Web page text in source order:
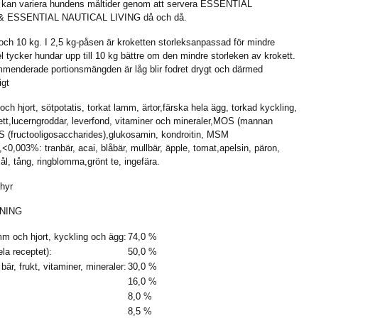
variera hundens måltider genom att servera ESSENTIAL
ESSENTIAL NAUTICAL LIVING då och då.
10 kg. I 2,5 kg-påsen är kroketten storleksanpassad för mindre
tycker hundar upp till 10 kg bättre om den mindre storleken av krokett.
portionsmängden är låg blir fodret drygt och därmed
hjort, sötpotatis, torkat lamm, ärtor,färska hela ägg, torkad kyckling,
leverfond, vitaminer och mineraler,MOS (mannan
(fructooligosaccharides),glukosamin, kondroitin, MSM
tranbär, acai, blåbär, mullbär, äpple, tomat,apelsin, päron,
tång, ringblomma,grönt te, ingefära.
och hjort, kyckling och ägg:74,0 %
receptet):
50,0 %
frukt, vitaminer, mineraler: 30,0 %
16,0 %
8,0 %
8,5 %